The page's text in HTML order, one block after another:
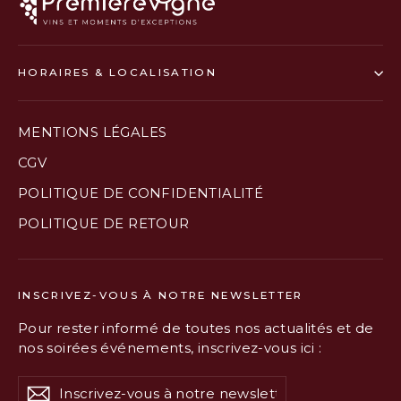
HORAIRES & LOCALISATION
MENTIONS LÉGALES
CGV
POLITIQUE DE CONFIDENTIALITÉ
POLITIQUE DE RETOUR
INSCRIVEZ-VOUS À NOTRE NEWSLETTER
Pour rester informé de toutes nos actualités et de
nos soirées événements, inscrivez-vous ici :
Inscrivez-
S'inscrire
S'inscrire